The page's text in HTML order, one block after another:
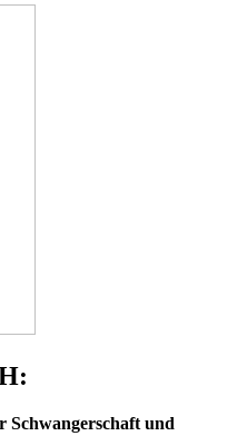
Schwangerschaft und